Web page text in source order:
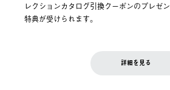
レクションカタログ引換クーポンのプレゼ
特典が受けられます。
詳細を見る